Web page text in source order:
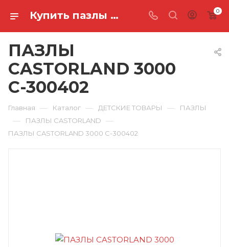
Купить пазлы castorland 3000 C-300402 в Ростове-на-Дону 0
ПАЗЛЫ
CASTORLAND 3000
C-300402
Главная — Каталог — ДЕТСКИЕ ТОВАРЫ — ПАЗЛЫ
— ПАЗЛЫ CASTORLAND —
ПАЗЛЫ CASTORLAND 3000 C-300402